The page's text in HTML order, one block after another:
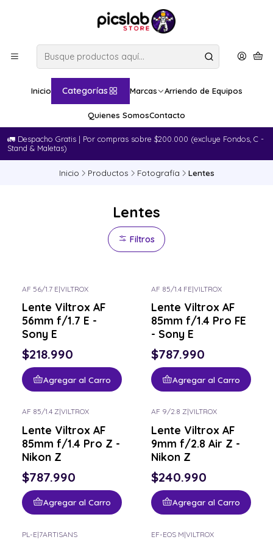
Inicio Categorías Marcas Arriendo de Equipos
Quienes SomosContacto
🚛​ Despacho Gratis | Por compras sobre $200.000 (excluye Fondos, C -
Stand & Maletas)
Inicio Productos Fotografía Lentes
Lentes
Filtros
AF 56/1.7 E|VILTROX
Lente Viltrox AF
56mm f/1.7 E -
Sony E
$218.990
Agregar al Carro
AF 85/1.4 FE|VILTROX
Lente Viltrox AF
85mm f/1.4 Pro FE
- Sony E
$787.990
Agregar al Carro
AF 85/1.4 Z|VILTROX
Lente Viltrox AF
85mm f/1.4 Pro Z -
Nikon Z
$787.990
Agregar al Carro
AF 9/2.8 Z|VILTROX
Lente Viltrox AF
9mm f/2.8 Air Z -
Nikon Z
$240.990
Agregar al Carro
PL-E|7ARTISANS EF-EOS M|VILTROX